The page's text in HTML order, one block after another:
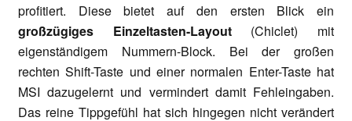
profitiert. Diese bietet auf den ersten Blick ein
großzügiges Einzeltasten-Layout(Chiclet) mit
eigenständigem Nummern-Block. Bei der großen
rechten Shift-Taste und einer normalen Enter-Taste hat
MSI dazugelernt und vermindert damit Fehleingaben.
Das reine Tippgefühl hat sich hingegen nicht verändert